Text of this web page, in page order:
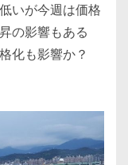
いが今週は価格
の影響もある
化も影響か？